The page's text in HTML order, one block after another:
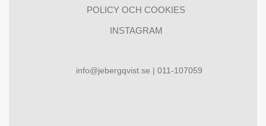
POLICY OCH COOKIES
INSTAGRAM
info@jebergqvist.se | 011-107059